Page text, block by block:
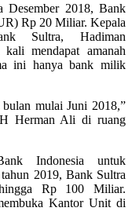
Desember 2018, Bank
Rp 20 Miliar. Kepala
Sultra, Hadiman
mendapat amanah
ini hanya bank milik
mulai Juni 2018,”
Herman Ali di ruang
Indonesia untuk
2019, Bank Sultra
Rp 100 Miliar.
Kantor Unit di